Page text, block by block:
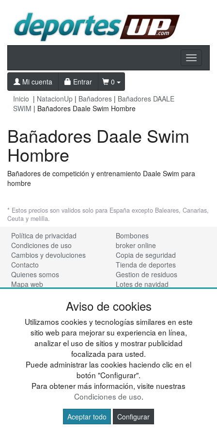
Toggle
Mi cuenta
Entrar
0
Inicio | NatacionUp | Bañadores | Bañadores DAALE
SWIM | Bañadores Daale Swim Hombre
Bañadores Daale Swim
Hombre
Bañadores de competición y entrenamiento Daale Swim para
hombre
* Estos precios son validos solo para España excepto Baleares, Canarias,
Ceuta y melilla.
Política de privacidad
Condiciones de uso
Cambios y devoluciones
Contacto
Quienes somos
Mapa web
Ingresa a tu cuenta
Bombones
broker online
Copia de seguridad
Tienda de deportes
Gestion de residuos
Lotes de navidad
Mueble Hogar
Nadadores
Vinotecas
Para almacen
Tienda de cosmética
© deportesup.com - Todos los derechos reservados
Aviso de cookies
Utilizamos cookies y tecnologías similares en este
sitio web para mejorar su experiencia en línea,
analizar el uso de sitios y mostrar publicidad
focalizada para usted.
Puede administrar las cookies haciendo clic en el
botón "Configurar".
Para obtener más información, visite nuestras
Condiciones de uso.
Aceptar todo Configurar